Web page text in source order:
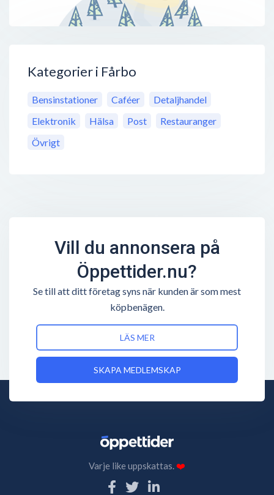
Kategorier i Fårbo
Bensinstationer Caféer
Detaljhandel
Elektronik
Hälsa Post
Restauranger
Övrigt
Vill du annonsera på
Öppettider.nu?
Se till att ditt företag syns när kunden är som mest
köpbenägen.
LÄS MER
SKAPA MEDLEMSKAP
Varje like uppskattas.❤️